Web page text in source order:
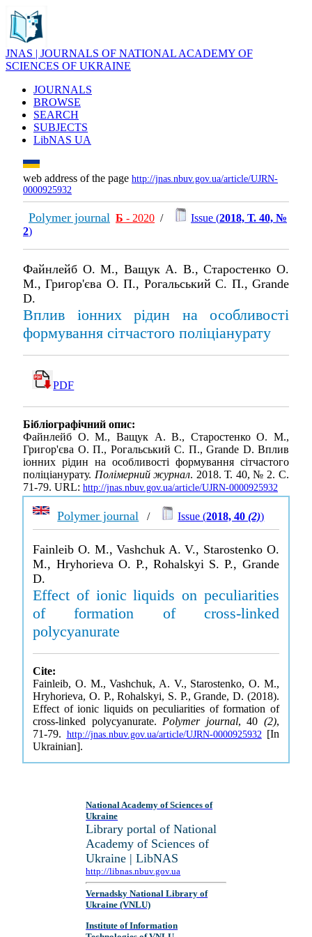
JNAS | JOURNALS OF NATIONAL ACADEMY OF
SCIENCES OF UKRAINE
JOURNALS
BROWSE
SEARCH
SUBJECTS
LibNAS UA
web address of the page http://jnas.nbuv.gov.ua/article/UJRN-
0000925932
Polymer journal Б - 2020 / Issue (2018, Т. 40, №
2)
Файнлейб О. М., Ващук А. В., Старостенко O.
М., Григор'єва О. П., Рогальський С. П., Grande
D.
Вплив іонних рідин на особливості
формування сітчастого поліціанурату
PDF
Бібліографічний опис:
Файнлейб О. М., Ващук А. В., Старостенко O. М.,
Григор'єва О. П., Рогальський С. П., Grande D. Вплив
іонних рідин на особливості формування сітчастого
поліціанурату. Полімерний журнал. 2018. Т. 40, № 2. С.
71-79. URL: http://jnas.nbuv.gov.ua/article/UJRN-0000925932
Polymer journal / Issue (2018, 40(2))
Fainleib O. M., Vashchuk A. V., Starostenko O.
M., Hryhorieva O. P., Rohalskyi S. P., Grande
D.
Effect of ionic liquids on peculiarities
of formation of cross-linked
polycyanurate
Cite:
Fainleib, O. M., Vashchuk, A. V., Starostenko, O. M.,
Hryhorieva, O. P., Rohalskyi, S. P., Grande, D. (2018).
Effect of ionic liquids on peculiarities of formation of
cross-linked polycyanurate. Polymer journal, 40 (2),
71-79. http://jnas.nbuv.gov.ua/article/UJRN-0000925932 [In
Ukrainian].
National Academy of Sciences of
Ukraine
Library portal of National
Academy of Sciences of
Ukraine | LibNAS
http://libnas.nbuv.gov.ua
Vernadsky National Library of
Ukraine (VNLU)
Institute of Information